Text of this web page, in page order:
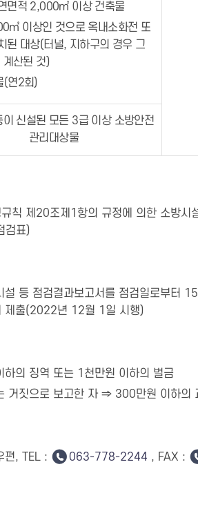
면적 2,000㎡ 이상 건축물
㎡ 이상인 것으로 옥내소화전 또
된 대상(터널, 지하구의 경우 그
계산된 것)
(연2회)
이 신설된 모든 3급 이상 소방안전
관리대상물
칙 제20조제1항의 규정에 의한 소방
검표)
등 점검결과보고서를 점검일로부터
제출(2022년 12월 1일 시행)
의 징역 또는 1천만원 이하의 벌금
거짓으로 보고한 자 ⇒ 300만원 이하의
편, TEL : 063-778-2244 , FAX :